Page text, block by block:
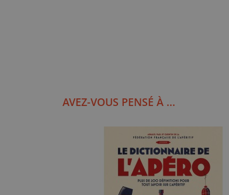
AVEZ-VOUS PENSÉ À ...